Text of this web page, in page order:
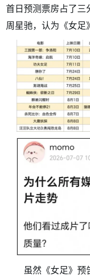
首日预测票房占了
周星驰，认为《女足
虽然《女足》预